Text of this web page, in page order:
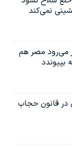
نمی‌کند
می‌رود مصر هم
بپیوندد
در قانون حجاب